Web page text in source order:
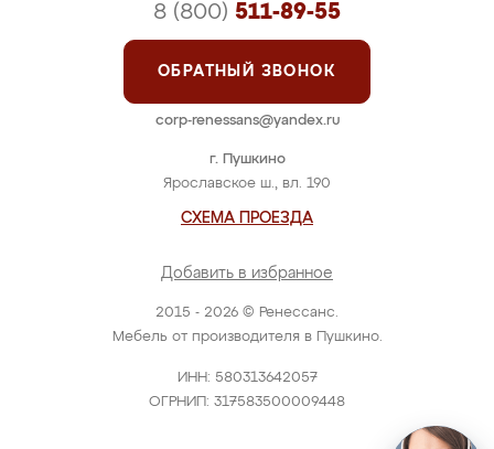
2015 - 2026 © Ренессанс.
Мебель от производителя в Пушкино.
ИНН: 580313642057
ОГРНИП: 317583500009448
г. Пушкино
Ярославское ш., вл. 190
СХЕМА ПРОЕЗДА
Добавить в избранное
8 (800) 511-89-55
ОБРАТНЫЙ ЗВОНОК
corp-renessans@yandex.ru